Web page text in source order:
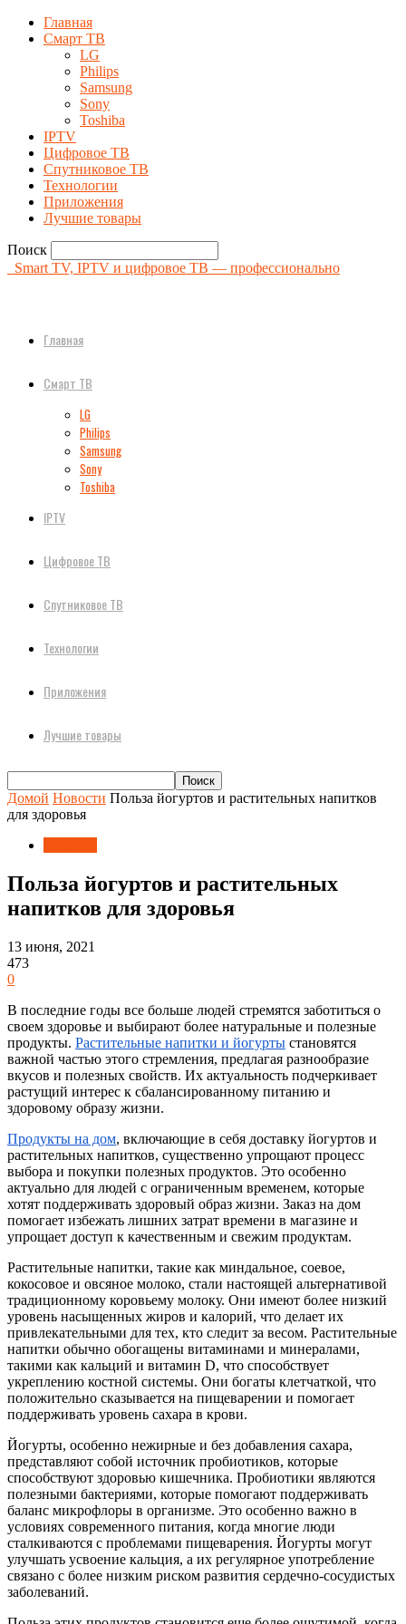
Главная
Смарт ТВ
LG
Philips
Samsung
Sony
Toshiba
IPTV
Цифровое ТВ
Спутниковое ТВ
Технологии
Приложения
Лучшие товары
Поиск
Smart TV, IPTV и цифровое ТВ — профессионально
Главная
Смарт ТВ
LG
Philips
Samsung
Sony
Toshiba
IPTV
Цифровое ТВ
Спутниковое ТВ
Технологии
Приложения
Лучшие товары
Домой Новости Польза йогуртов и растительных напитков
для здоровья
Польза йогуртов и растительных
напитков для здоровья
13 июня, 2021
473
0
В последние годы все больше людей стремятся заботиться о
своем здоровье и выбирают более натуральные и полезные
продукты. Растительные напитки и йогурты становятся
важной частью этого стремления, предлагая разнообразие
вкусов и полезных свойств. Их актуальность подчеркивает
растущий интерес к сбалансированному питанию и
здоровому образу жизни.
Продукты на дом, включающие в себя доставку йогуртов и
растительных напитков, существенно упрощают процесс
выбора и покупки полезных продуктов. Это особенно
актуально для людей с ограниченным временем, которые
хотят поддерживать здоровый образ жизни. Заказ на дом
помогает избежать лишних затрат времени в магазине и
упрощает доступ к качественным и свежим продуктам.
Растительные напитки, такие как миндальное, соевое,
кокосовое и овсяное молоко, стали настоящей альтернативой
традиционному коровьему молоку. Они имеют более низкий
уровень насыщенных жиров и калорий, что делает их
привлекательными для тех, кто следит за весом. Растительные
напитки обычно обогащены витаминами и минералами,
такими как кальций и витамин D, что способствует
укреплению костной системы. Они богаты клетчаткой, что
положительно сказывается на пищеварении и помогает
поддерживать уровень сахара в крови.
Йогурты, особенно нежирные и без добавления сахара,
представляют собой источник пробиотиков, которые
способствуют здоровью кишечника. Пробиотики являются
полезными бактериями, которые помогают поддерживать
баланс микрофлоры в организме. Это особенно важно в
условиях современного питания, когда многие люди
сталкиваются с проблемами пищеварения. Йогурты могут
улучшать усвоение кальция, а их регулярное употребление
связано с более низким риском развития сердечно-сосудистых
заболеваний.